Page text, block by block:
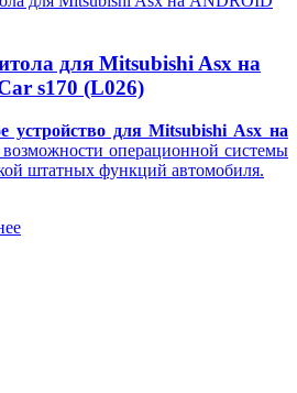
для Mitsubishi Asx на
s170 (L026)
устройство для Mitsubishi Asx на
операционной системы
штатных функций автомобиля.